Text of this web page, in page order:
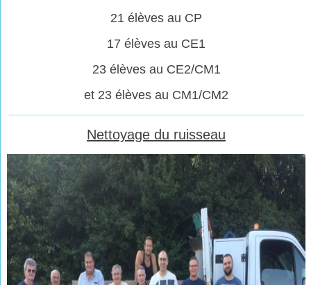
21 élèves au CP
17 élèves au CE1
23 élèves au CE2/CM1
et 23 élèves au CM1/CM2
Nettoyage du ruisseau